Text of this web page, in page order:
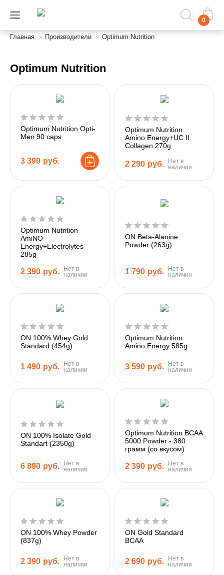
0
Главная » Производители » Optimum Nutrition
Optimum Nutrition
Optimum Nutrition Opti-
Men 90 caps
3 390 руб.
Optimum Nutrition
Amino Energy+UC II
Collagen 270g
2 290 руб.
Нет в
наличии
Optimum Nutrition
AmiNO
Energy+Electrolytes
285g
2 390 руб.
Нет в
наличии
ON Beta-Alanine
Powder (263g)
1 790 руб.
Нет в
наличии
ON 100% Whey Gold
Standard (454g)
1 490 руб.
Нет в
наличии
Optimum Nutrition
Amino Energy 585g
3 590 руб.
Нет в
наличии
ON 100% Isolate Gold
Standart (2350g)
6 890 руб.
Нет в
наличии
Optimum Nutrition BCAA
5000 Powder - 380
грамм (со вкусом)
2 390 руб.
Нет в
наличии
ON 100% Whey Powder
(837g)
2 390 руб.
Нет в
наличии
ON Gold Standard
BCAA
2 690 руб.
Нет в
наличии